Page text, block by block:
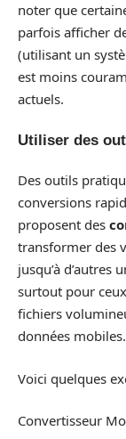
noter que
parfois afficher
(utilisant un
est moins
actuels.
Utiliser des
Des outils
conversions
proposent des
transformer des
jusqu’à d’autres
surtout pour
fichiers
données mobiles.
Voici quelques
Convertisseur